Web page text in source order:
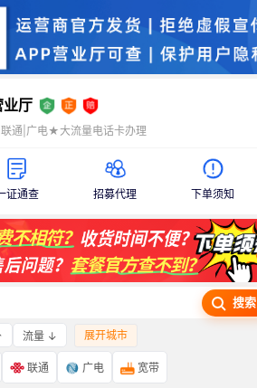
业厅
通|广电★大流量电话卡办理
证通查 招募代理 下单须知
搜索
流量 ↓ 展开城市
联通 广电 宽带